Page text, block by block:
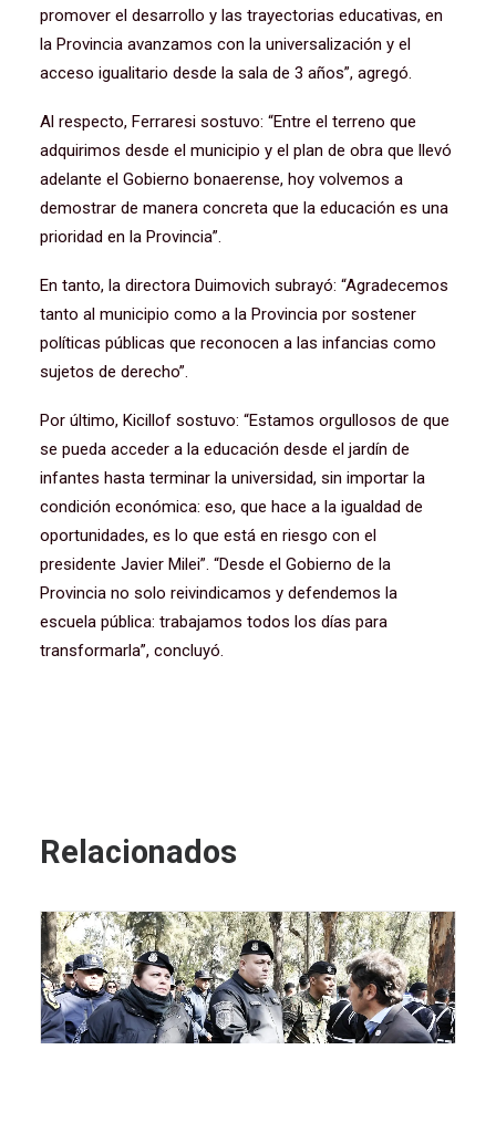
promover el desarrollo y las trayectorias educativas, en
la Provincia avanzamos con la universalización y el
acceso igualitario desde la sala de 3 años”, agregó.
Al respecto, Ferraresi sostuvo: “Entre el terreno que
adquirimos desde el municipio y el plan de obra que llevó
adelante el Gobierno bonaerense, hoy volvemos a
demostrar de manera concreta que la educación es una
prioridad en la Provincia”.
En tanto, la directora Duimovich subrayó: “Agradecemos
tanto al municipio como a la Provincia por sostener
políticas públicas que reconocen a las infancias como
sujetos de derecho”.
Por último, Kicillof sostuvo: “Estamos orgullosos de que
se pueda acceder a la educación desde el jardín de
infantes hasta terminar la universidad, sin importar la
condición económica: eso, que hace a la igualdad de
oportunidades, es lo que está en riesgo con el
presidente Javier Milei”. “Desde el Gobierno de la
Provincia no solo reivindicamos y defendemos la
escuela pública: trabajamos todos los días para
transformarla”, concluyó.
Relacionados